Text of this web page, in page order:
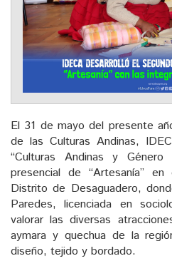
El 31 de mayo del presente
de las Culturas Andinas,
“Culturas Andinas y
presencial de “Artesanía”
Distrito de Desaguadero,
Paredes, licenciada en
valorar las diversas
aymara y quechua de la
diseño, tejido y bordado.